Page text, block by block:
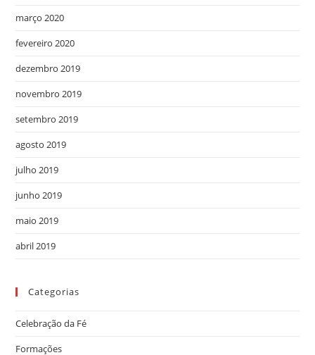
março 2020
fevereiro 2020
dezembro 2019
novembro 2019
setembro 2019
agosto 2019
julho 2019
junho 2019
maio 2019
abril 2019
Categorias
Celebração da Fé
Formações